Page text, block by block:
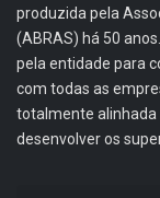
produzida pela
(ABRAS) há 50
pela entidade para
com todas as
totalmente alinhada
desenvolver os